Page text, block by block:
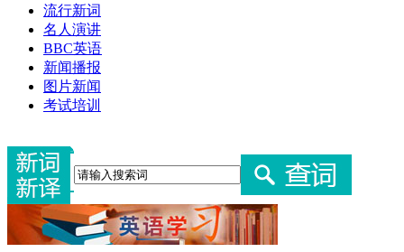
流行新词
名人演讲
BBC英语
新闻播报
图片新闻
考试培训